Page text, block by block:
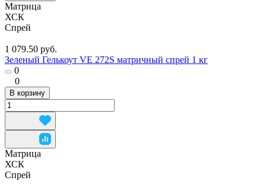
Матрица
ХСК
Спрей
1 079.50 руб.
Зеленый Гелькоут VE 272S матричный спрей 1 кг
0
0
В корзину
Матрица
ХСК
Спрей